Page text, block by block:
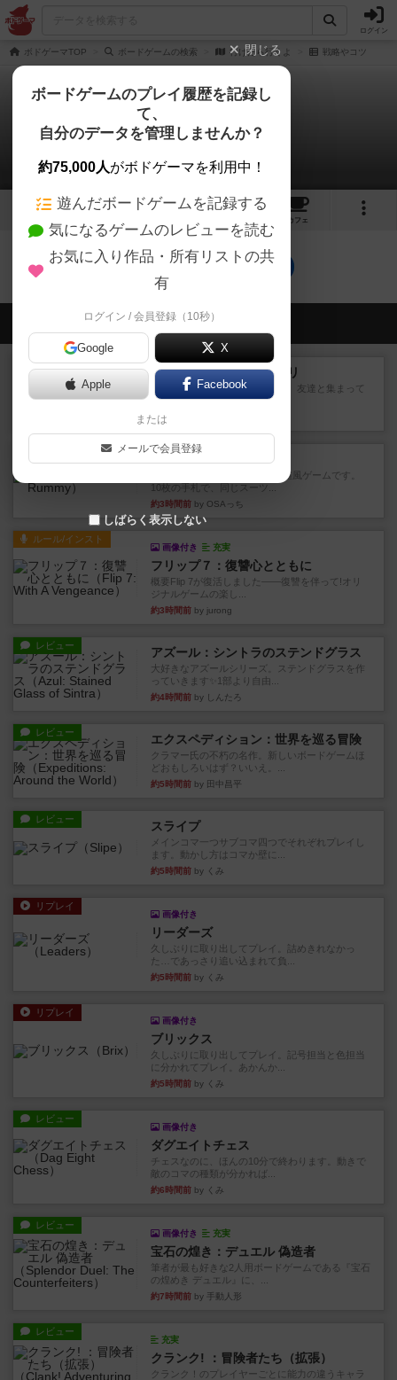
ログイン
ボドゲーマTOP ボードゲームの検索 行けたら行くよ 戦略やコツ
行けたら行くよ
0件の戦略やコツ
2 1
カフェ
行けたら行くよのトップに戻る
会員の新しい投稿
レビュー ナンジャモンジャ・ミドリ
私は吃音を持っているのですが、友達と集まって
このゲームをした際、3ゲー...
約2時間前
トランプで遊べる2人対戦の麻雀風ゲームです。
10枚の手札で、同じスーツ...
約3時間前 by OSAっち
ルール/インスト
画像付き 充実
フリップ７：復讐心とともに
概要Flip 7が復活しました――復讐を伴って!オリ
ジナルゲームの楽し...
約3時間前 by jurong
レビュー アズール：シントラのステンドグラス
大好きなアズールシリーズ。ステンドグラスを作
っていきます✨1部より自由...
約4時間前 by しんたろ
レビュー エクスペディション：世界を巡る冒険
クラマー氏の不朽の名作。新しいボードゲームほ
どおもしろいはず？いいえ。...
約5時間前 by 田中昌平
レビュー スライプ
メインコマ一つサブコマ四つでそれぞれプレイし
ます。動かし方はコマか壁に...
約5時間前 by くみ
リプレイ
画像付き
リーダーズ
久しぶりに取り出してプレイ。詰めきれなかっ
た…であっさり追い込まれて負...
約5時間前 by くみ
リプレイ
画像付き
ブリックス
久しぶりに取り出してプレイ。記号担当と色担当
に分かれてプレイ。あかんか...
約5時間前 by くみ
レビュー
画像付き
ダグエイトチェス
チェスなのに、ほんの10分で終わります。動きで
敵のコマの種類が分かれば...
約6時間前 by くみ
レビュー
画像付き 充実
宝石の煌き：デュエル 偽造者
筆者が最も好きな2人用ボードゲームである『宝石
の煌めき デュエル』に、...
約7時間前 by 手動人形
レビュー
充実
クランク! ：冒険者たち（拡張）
クランク！のプレイヤーごとに能力の違うキャラ
閉じる
ボードゲームのプレイ履歴を記録し
て、
自分のデータを管理しませんか？
約75,000人がボドゲーマを利用中！
遊んだボードゲームを記録する
気になるゲームのレビューを読む
お気に入り作品・所有リストの共
有
ログイン / 会員登録（10秒）
Google X
Apple Facebook
または
メールで会員登録
しばらく表示しない